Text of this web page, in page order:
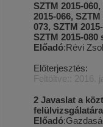
SZTM 2015-
2015-066,
073, SZTM
SZTM 2015-
Előadó:Révi
Előterjesztés:
Feltöltve:: 2016.
2 Javaslat a
felülvizsgálatára
Előadó